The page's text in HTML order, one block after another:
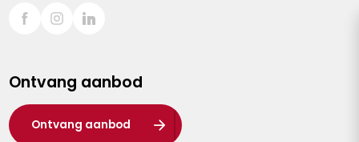
Sint-Truiden
Waasland
Wuustwezel
Ontvang aanbod
Ontvang aanbod